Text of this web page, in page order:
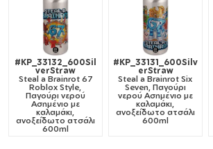
#KP_33132_600Sil
verStraw
Steal a Brainrot 67
Roblox Style,
Παγούρι νερού
Ασημένιο με
καλαμάκι,
ανοξείδωτο ατσάλι
600ml
#KP_33131_600Silv
erStraw
Steal a Brainrot Six
Seven, Παγούρι
νερού Ασημένιο με
καλαμάκι,
ανοξείδωτο ατσάλι
600ml